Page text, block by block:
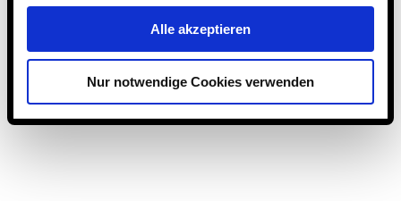
Alle akzeptieren
Nur notwendige Cookies verwenden
Eintrag teilen